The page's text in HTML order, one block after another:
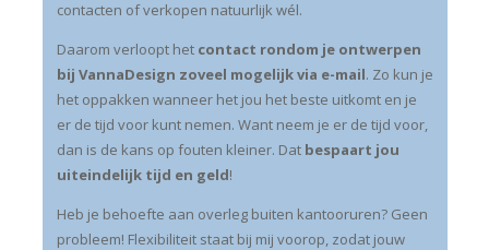
contacten of verkopen natuurlijk wél.
Daarom verloopt het contact rondom je ontwerpen
bij VannaDesign zoveel mogelijk via e-mail. Zo kun je
het oppakken wanneer het jou het beste uitkomt en je
er de tijd voor kunt nemen. Want neem je er de tijd voor,
dan is de kans op fouten kleiner. Dat bespaart jou
uiteindelijk tijd en geld!
Heb je behoefte aan overleg buiten kantooruren? Geen
probleem! Flexibiliteit staat bij mij voorop, zodat jouw